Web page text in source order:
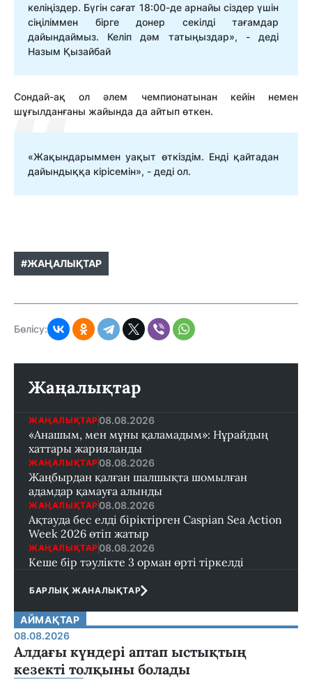
келіңіздер. Бүгін сағат 18:00-де арнайы сіздер үшін
сіңіліммен бірге донер секілді тағамдар
дайындаймыз. Келіп дәм татыңыздар», - деді
Назым Қызайбай
Сондай-ақ ол әлем чемпионатынан кейін немен
шұғылданғаны жайында да айтып өткен.
«Жақындарыммен уақыт өткіздім. Енді қайтадан
дайындыққа кірісемін», - деді ол.
#ЖАҢАЛЫҚТАР
Бөлісу:
Жаңалықтар
ЖАҢАЛЫҚТАР 08.08.2026
«Анашым, мен мұны қаламадым»: Нұрайдың
хаттары жарияланды
ЖАҢАЛЫҚТАР 08.08.2026
Жаңбырдан қалған шалшықта шомылған
адамдар қамауға алынды
ЖАҢАЛЫҚТАР 08.08.2026
Ақтауда бес елді біріктірген Caspian Sea Action
Week 2026 өтіп жатыр
ЖАҢАЛЫҚТАР 08.08.2026
Кеше бір тәулікте 3 орман өрті тіркелді
БАРЛЫҚ ЖАНАЛЫҚТАР
АЙМАҚТАР
08.08.2026
Алдағы күндері аптап ыстықтың
кезекті толқыны болады